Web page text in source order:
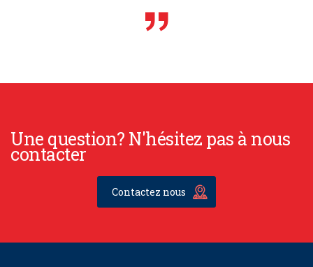
Une question? N'hésitez pas à nous
contacter
Contactez nous